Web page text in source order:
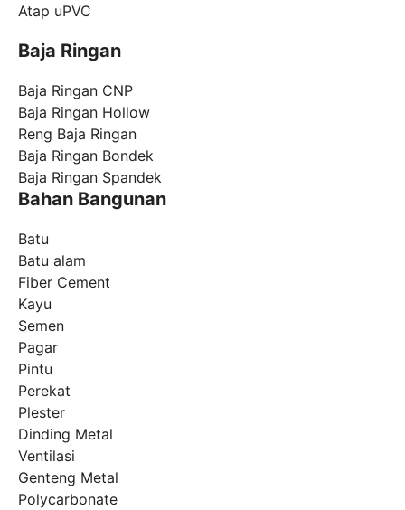
Atap uPVC
Baja Ringan
Baja Ringan CNP
Baja Ringan Hollow
Reng Baja Ringan
Baja Ringan Bondek
Baja Ringan Spandek
Bahan Bangunan
Batu
Batu alam
Fiber Cement
Kayu
Semen
Pagar
Pintu
Perekat
Plester
Dinding Metal
Ventilasi
Genteng Metal
Polycarbonate